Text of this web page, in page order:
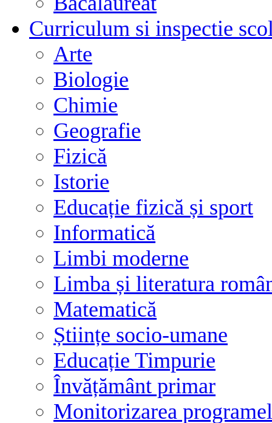
Curriculum si inspectie
Arte
Biologie
Chimie
Geografie
Fizică
Istorie
Educație fizică și sport
Informatică
Limbi moderne
Limba și literatura
Matematică
Științe socio-umane
Educație Timpurie
Învățământ primar
Monitorizarea